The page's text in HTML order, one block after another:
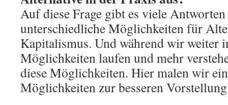
Auf diese Frage gibt es viele
unterschiedliche Möglichkeiten für
Kapitalismus. Und während wir weiter
Möglichkeiten laufen und mehr
diese Möglichkeiten. Hier malen wir
Möglichkeiten zur besseren